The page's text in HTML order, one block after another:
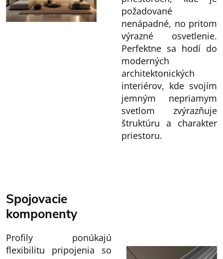
požadované
nenápadné, no pritom
výrazné osvetlenie.
Perfektne sa hodí do
moderných
architektonických
interiérov, kde svojím
jemným nepriamym
svetlom zvýrazňuje
štruktúru a charakter
priestoru.
Spojovacie
komponenty
Profily ponúkajú
flexibilitu pripojenia so